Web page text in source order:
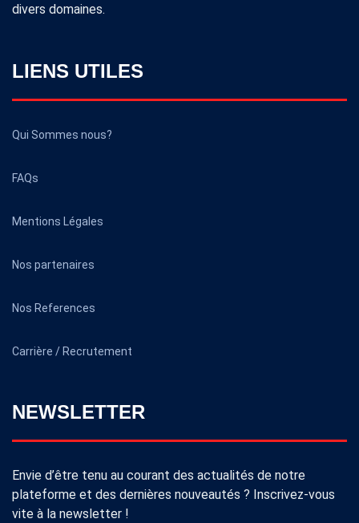
divers domaines.
LIENS UTILES
Qui Sommes nous?
FAQs
Mentions Légales
Nos partenaires
Nos References
Carrière / Recrutement
NEWSLETTER
Envie d’être tenu au courant des actualités de notre
plateforme et des dernières nouveautés ? Inscrivez-vous
vite à la newsletter !